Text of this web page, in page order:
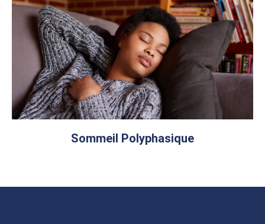
Sommeil Polyphasique